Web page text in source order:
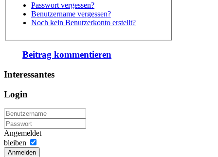
Passwort vergessen?
Benutzername vergessen?
Noch kein Benutzerkonto erstellt?
Beitrag kommentieren
Interessantes
Login
Angemeldet
bleiben
Anmelden